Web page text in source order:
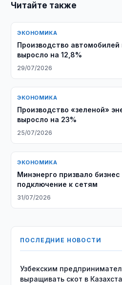
Читайте также
ЭКОНОМИКА
Производство автомобилей
выросло на 12,8%
29/07/2026
ЭКОНОМИКА
Производство «зеленой»
выросло на 23%
25/07/2026
ЭКОНОМИКА
Минэнерго призвало
подключение к сетям
31/07/2026
ПОСЛЕДНИЕ НОВОСТИ
Узбекским
выращивать скот в